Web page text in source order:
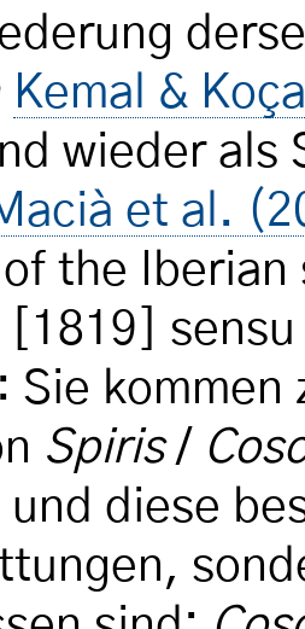
Kemal &
wieder als
et al.
the
[1819]
Sie kommen
Spiris/
diese